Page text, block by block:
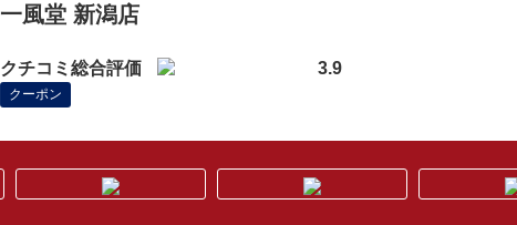
一風堂 新潟店
クチコミ総合評価 3.9
クーポン